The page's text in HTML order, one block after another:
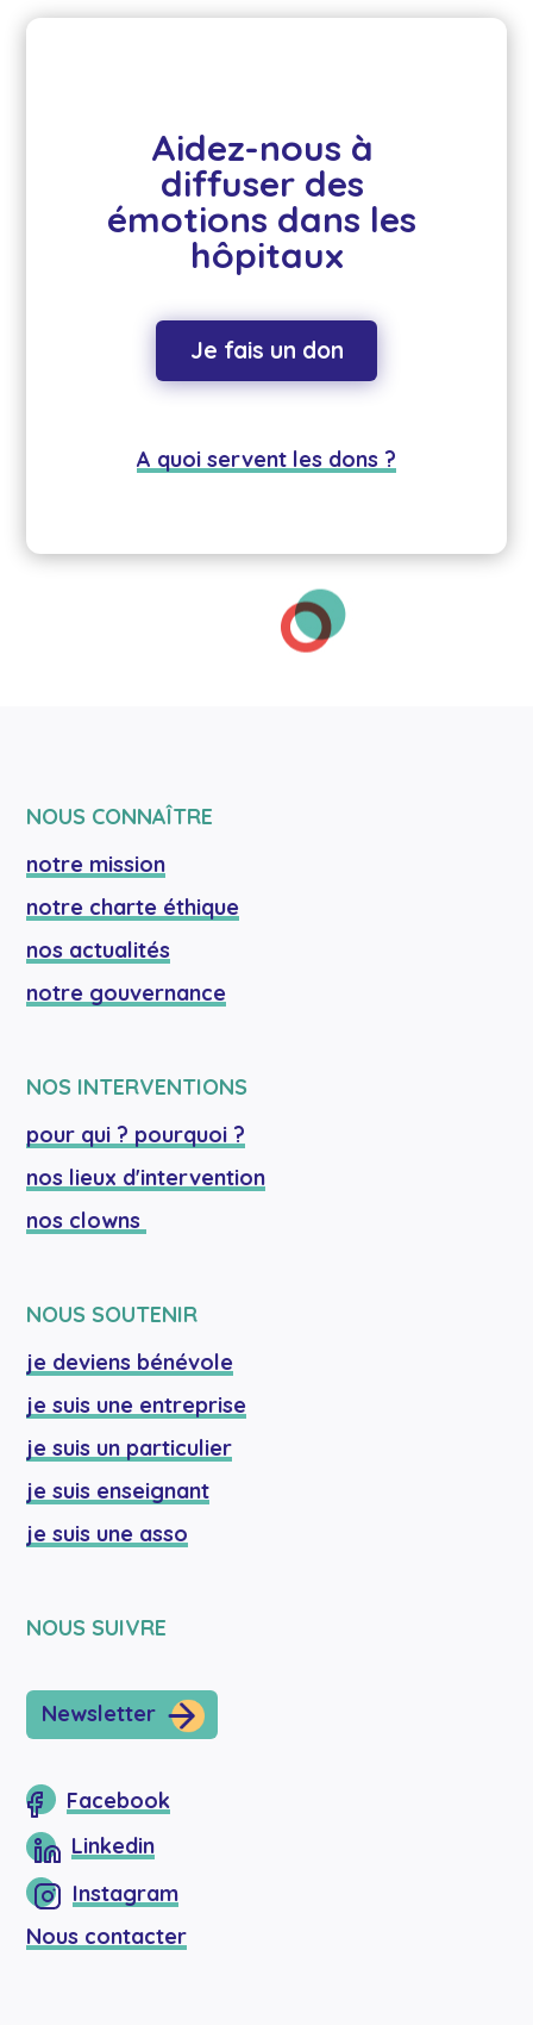
Aidez-nous à
diffuser des
émotions dans les
hôpitaux
Je fais un don
A quoi servent les dons ?
NOUS CONNAÎTRE
notre mission
notre charte éthique
nos actualités
notre gouvernance
NOS INTERVENTIONS
pour qui ? pourquoi ?
nos lieux d'intervention
nos clowns
NOUS SOUTENIR
je deviens bénévole
je suis une entreprise
je suis un particulier
je suis enseignant
je suis une asso
NOUS SUIVRE
Newsletter
Facebook
Linkedin
Instagram
Nous contacter